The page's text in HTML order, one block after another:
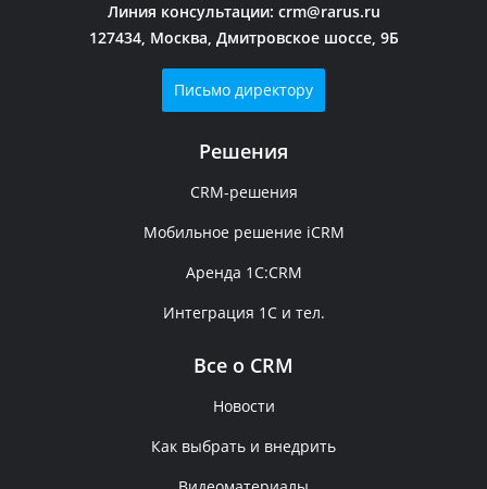
Линия консультации: crm@rarus.ru
127434, Москва, Дмитровское шоссе, 9Б
Письмо директору
Решения
CRM-решения
Мобильное решение iCRM
Аренда 1C:CRM
Интеграция 1С и тел.
Все о CRM
Новости
Как выбрать и внедрить